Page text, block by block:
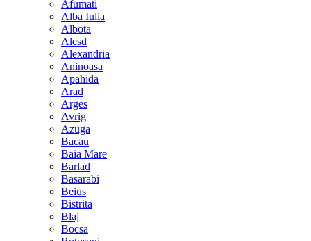
Afumati
Alba Iulia
Albota
Alesd
Alexandria
Aninoasa
Apahida
Arad
Arges
Avrig
Azuga
Bacau
Baia Mare
Barlad
Basarabi
Beius
Bistrita
Blaj
Bocsa